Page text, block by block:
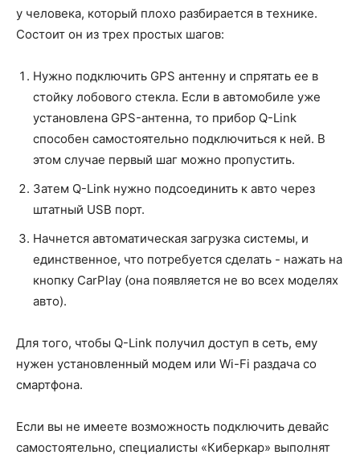
у человека, который плохо разбирается в технике.
Состоит он из трех простых шагов:
Нужно подключить GPS антенну и спрятать ее в
стойку лобового стекла. Если в автомобиле уже
установлена GPS-антенна, то прибор Q-Link
способен самостоятельно подключиться к ней. В
этом случае первый шаг можно пропустить.
Затем Q-Link нужно подсоединить к авто через
штатный USB порт.
Начнется автоматическая загрузка системы, и
единственное, что потребуется сделать - нажать на
кнопку CarPlay (она появляется не во всех моделях
авто).
Для того, чтобы Q-Link получил доступ в сеть, ему
нужен установленный модем или Wi-Fi раздача со
смартфона.
Если вы не имеете возможность подключить девайс
самостоятельно, специалисты «Киберкар» выполнят